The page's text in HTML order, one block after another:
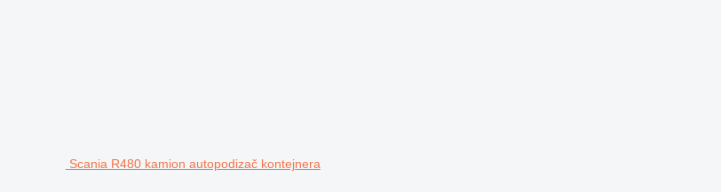
Scania R480 kamion autopodizač kontejnera